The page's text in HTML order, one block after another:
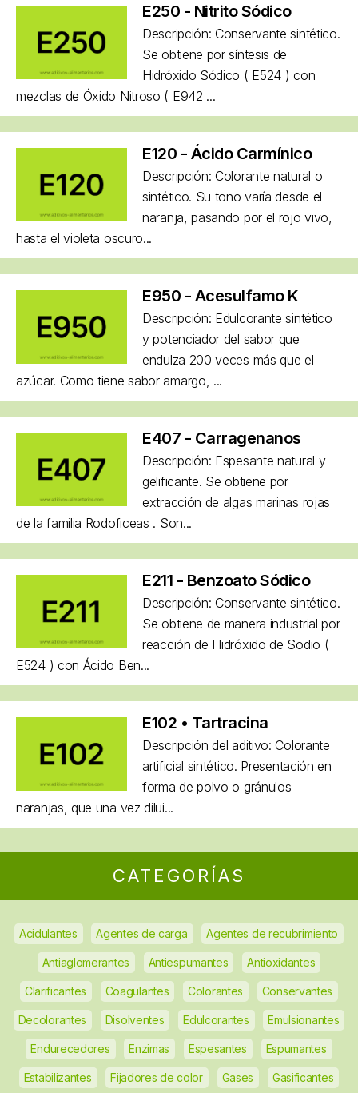
E250 - Nitrito Sódico
Descripción: Conservante sintético.
Se obtiene por síntesis de
Hidróxido Sódico ( E524 ) con
mezclas de Óxido Nitroso ( E942 ...
E120 - Ácido Carmínico
Descripción: Colorante natural o
sintético. Su tono varía desde el
naranja, pasando por el rojo vivo,
hasta el violeta oscuro...
E950 - Acesulfamo K
Descripción: Edulcorante sintético
y potenciador del sabor que
endulza 200 veces más que el
azúcar. Como tiene sabor amargo, ...
E407 - Carragenanos
Descripción: Espesante natural y
gelificante. Se obtiene por
extracción de algas marinas rojas
de la familia Rodoficeas . Son...
E211 - Benzoato Sódico
Descripción: Conservante sintético.
Se obtiene de manera industrial por
reacción de Hidróxido de Sodio (
E524 ) con Ácido Ben...
E102 • Tartracina
Descripción del aditivo: Colorante
artificial sintético. Presentación en
forma de polvo o gránulos
naranjas, que una vez dilui...
CATEGORÍAS
Acidulantes Agentes de carga Agentes de recubrimiento
Antiaglomerantes Antiespumantes Antioxidantes
Clarificantes Coagulantes Colorantes Conservantes
Decolorantes Disolventes Edulcorantes Emulsionantes
Endurecedores Enzimas Espesantes Espumantes
Estabilizantes Fijadores de color Gases Gasificantes